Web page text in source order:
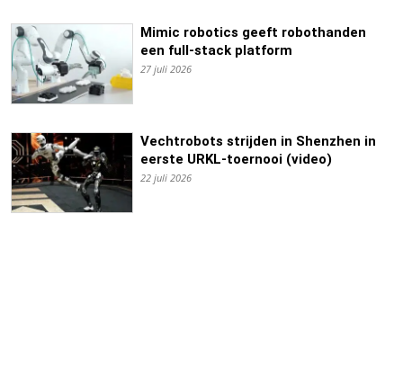
Mimic robotics geeft robothanden
een full-stack platform
27 juli 2026
Vechtrobots strijden in Shenzhen in
eerste URKL-toernooi (video)
22 juli 2026